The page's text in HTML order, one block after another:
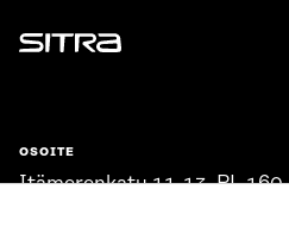
Sitra
OSOITE
Itämerenkatu 11-13, PL 160,